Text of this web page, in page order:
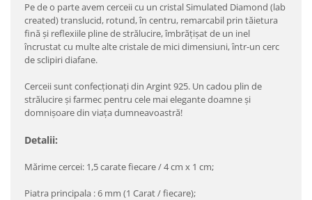
Pe de o parte avem cerceii cu un cristal Simulated Diamond (lab
created) translucid, rotund, în centru, remarcabil prin tăietura
fină şi reflexiile pline de strălucire, îmbrăţişat de un inel
încrustat cu multe alte cristale de mici dimensiuni, într-un cerc
de sclipiri diafane.
Cerceii sunt confecţionaţi din Argint 925. Un cadou plin de
strălucire şi farmec pentru cele mai elegante doamne şi
domnişoare din viaţa dumneavoastră!
Detalii:
Mărime cercei: 1,5 carate fiecare / 4 cm x 1 cm;
Piatra principala : 6 mm (1 Carat / fiecare);